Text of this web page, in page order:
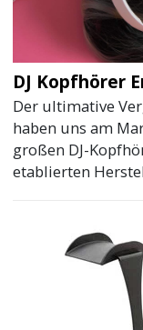
DJ Kopfhörer
Der ultimative
haben uns am
großen DJ-
etablierten